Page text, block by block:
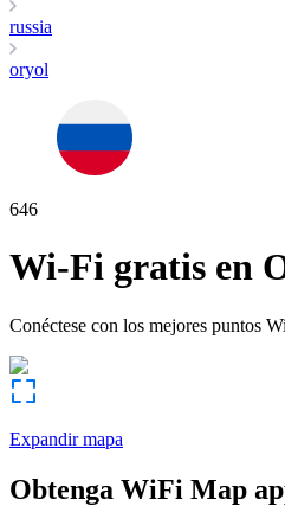
russia
oryol
646
Wi-Fi gratis en
Conéctese con los mejores puntos
Expandir mapa
Obtenga WiFi Map